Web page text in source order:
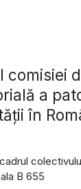
a
în
B 655